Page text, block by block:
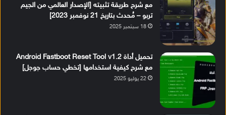
مع شرح طريقة تثبيته [الإصدار العالمي من الجيم
تربو – مُحدث بتاريخ 21 نوفمبر 2023]
18 سبتمبر 2025
تحميل أداة Android Fastboot Reset Tool v1.2
مع شرح كيفية استخدامها [تخطي حساب جوجل]
22 يوليو 2025